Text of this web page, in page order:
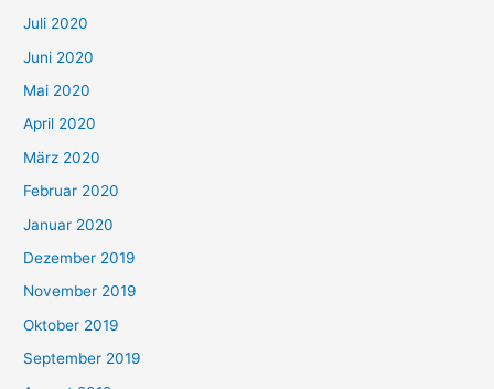
Juli 2020
Juni 2020
Mai 2020
April 2020
März 2020
Februar 2020
Januar 2020
Dezember 2019
November 2019
Oktober 2019
September 2019